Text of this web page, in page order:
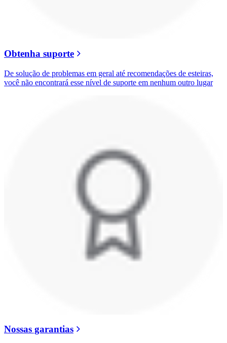
Obtenha suporte
De solução de problemas em geral até recomendações de esteiras,
você não encontrará esse nível de suporte em nenhum outro lugar
Nossas garantias